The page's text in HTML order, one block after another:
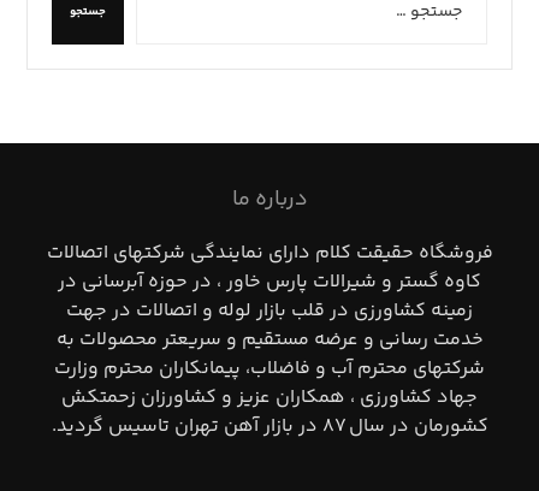
جستجو
درباره ما
فروشگاه حقيقت كلام داراي نمايندگي شركتهاي اتصالات
كاوه گستر و شيرالات پارس خاور ، در حوزه آبرساني در
زمينه كشاورزي در قلب بازار لوله و اتصالات در جهت
خدمت رساني و عرضه مستقيم و سريعتر محصولات به
شركتهاي محترم آب و فاضلاب، پيمانكاران محترم وزارت
جهاد كشاورزي ، همكاران عزيز و كشاورزان زحمتكش
كشورمان در سال ٨٧ در بازار آهن تهران تاسيس گرديد.